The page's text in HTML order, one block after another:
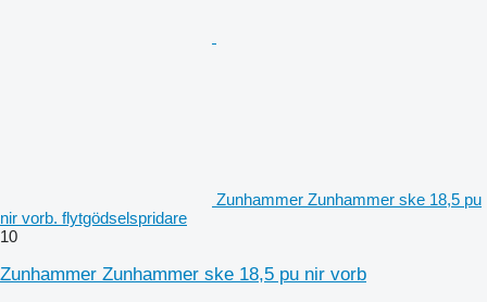
Zunhammer Zunhammer ske 18,5 pu
nir vorb. flytgödselspridare
10
Zunhammer Zunhammer ske 18,5 pu nir vorb